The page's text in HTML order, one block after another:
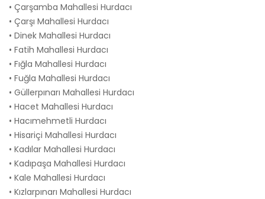
• Çarşamba Mahallesi Hurdacı
• Çarşı Mahallesi Hurdacı
• Dinek Mahallesi Hurdacı
• Fatih Mahallesi Hurdacı
• Fığla Mahallesi Hurdacı
• Fuğla Mahallesi Hurdacı
• Güllerpınarı Mahallesi Hurdacı
• Hacet Mahallesi Hurdacı
• Hacımehmetli Hurdacı
• Hisariçi Mahallesi Hurdacı
• Kadılar Mahallesi Hurdacı
• Kadıpaşa Mahallesi Hurdacı
• Kale Mahallesi Hurdacı
• Kızlarpınarı Mahallesi Hurdacı